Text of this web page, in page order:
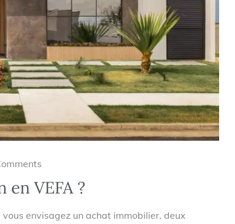
VEFA ?
vous envisagez un achat immobilier, deux